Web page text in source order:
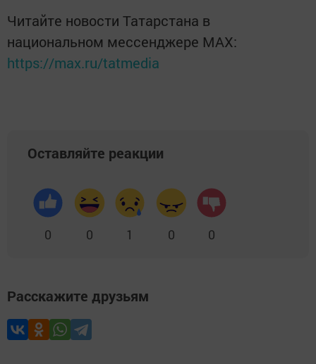
Читайте новости Татарстана в
национальном мессенджере MАХ:
https://max.ru/tatmedia
Оставляйте реакции
0 0 1 0 0
Расскажите друзьям